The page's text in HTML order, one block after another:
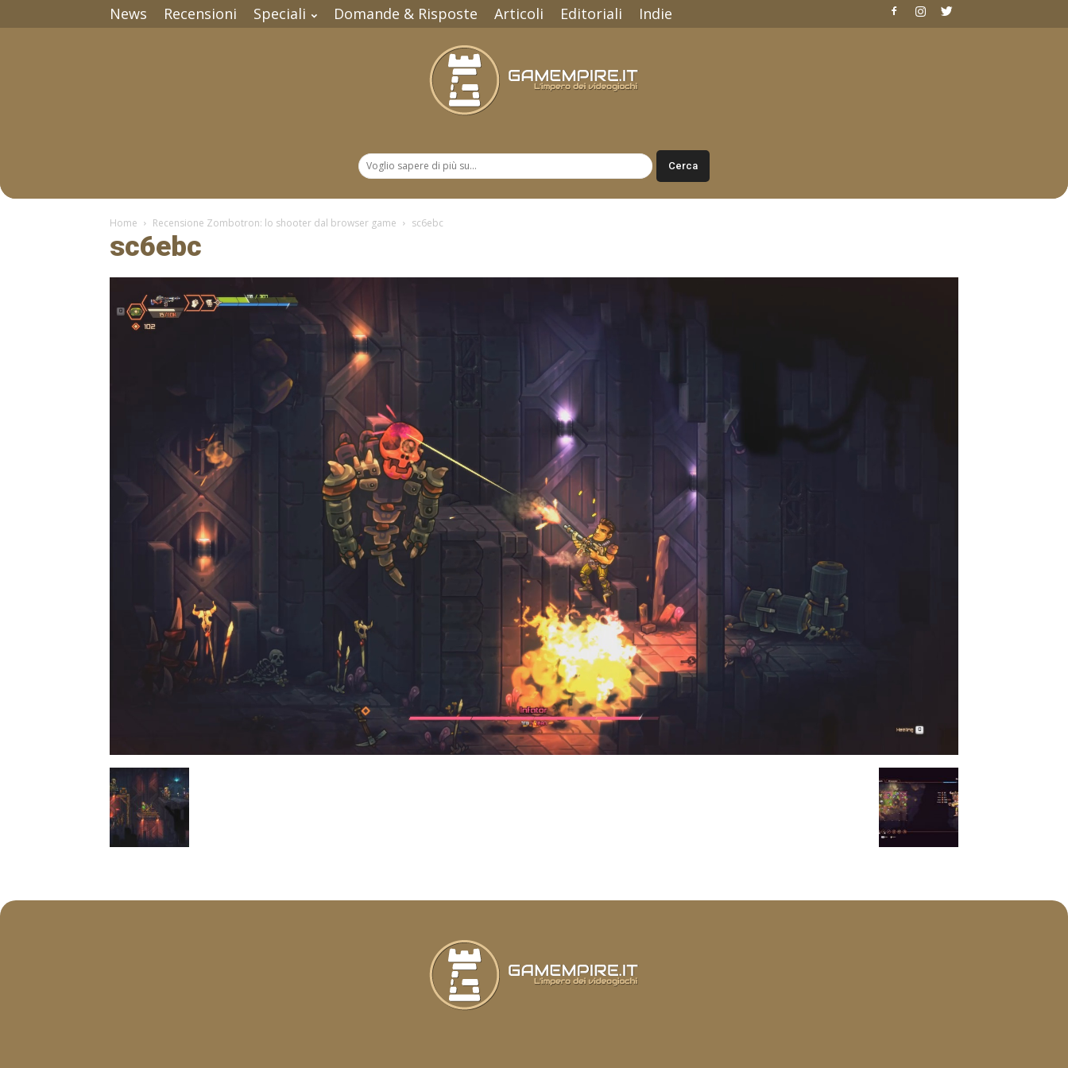
News Recensioni Speciali Domande & Risposte Articoli Editoriali Indie
Home Recensione Zombotron: lo shooter dal browser game sc6ebc
sc6ebc